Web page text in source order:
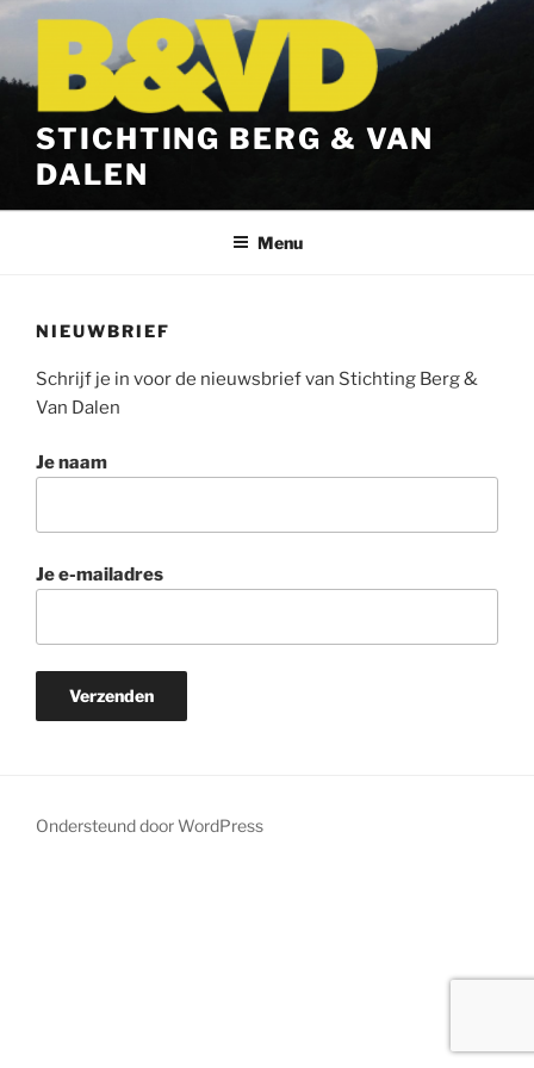
de
STICHTING BERG & VAN
DALEN
Menu
NIEUWBRIEF
Schrijf je in voor de nieuwsbrief van Stichting Berg &
Van Dalen
Je naam
Je e-mailadres
Ondersteund door WordPress